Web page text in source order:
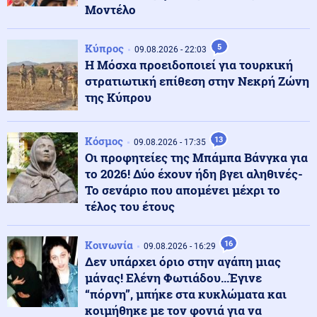
(βίντεο)
Κόσμος 10.08.2026 - 21:30
Tupac: Ξεκινά η δίκη για τη δολοφονία του, 30 χρόνια
μετά τον θάνατό του
Κόσμος 10.08.2026 - 21:23
Η βροχερή Βρετανία αντιμετωπίζει πλέον κατάσταση
ξηρασίας σε ποσοστό 71,3%
Αθλητισμός 10.08.2026 - 21:22
Κολύμβηση: Πανελλήνιο ρεκόρ ο Μάρκος στα 200μ
ελεύθερο, όγδοη με ρεκόρ η Ελλάδα στα 4Χ200μ
Μοντέλο
Κύπρος 09.08.2026 - 22:03 5
Η Μόσχα προειδοποιεί για τουρκική
στρατιωτική επίθεση στην Νεκρή Ζώνη
της Κύπρου
Κόσμος 09.08.2026 - 17:35 13
Οι προφητείες της Μπάμπα Βάνγκα για
το 2026! Δύο έχουν ήδη βγει αληθινές-
Το σενάριο που απομένει μέχρι το
τέλος του έτους
Κοινωνία 09.08.2026 - 16:29 16
Δεν υπάρχει όριο στην αγάπη μιας
μάνας! Ελένη Φωτιάδου...Έγινε
“πόρνη”, μπήκε στα κυκλώματα και
κοιμήθηκε με τον φονιά για να